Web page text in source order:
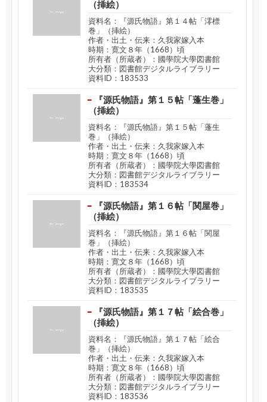
（挿絵）
資料名：『源氏物語』第１４帖「澪標
巻」（挿絵）
作者・出土・伝来：久我家嫁入本
時期：寛文８年（1668）頃
所有者（所蔵者）：國學院大學図書館
大分類：図書館デジタルライブラリー
資料ID：183533
『源氏物語』第１５帖「蓬生巻」
（挿絵）
資料名：『源氏物語』第１５帖「蓬生
巻」（挿絵）
作者・出土・伝来：久我家嫁入本
時期：寛文８年（1668）頃
所有者（所蔵者）：國學院大學図書館
大分類：図書館デジタルライブラリー
資料ID：183534
『源氏物語』第１６帖「関屋巻」
（挿絵）
資料名：『源氏物語』第１６帖「関屋
巻」（挿絵）
作者・出土・伝来：久我家嫁入本
時期：寛文８年（1668）頃
所有者（所蔵者）：國學院大學図書館
大分類：図書館デジタルライブラリー
資料ID：183535
『源氏物語』第１７帖「絵合巻」
（挿絵）
資料名：『源氏物語』第１７帖「絵合
巻」（挿絵）
作者・出土・伝来：久我家嫁入本
時期：寛文８年（1668）頃
所有者（所蔵者）：國學院大學図書館
大分類：図書館デジタルライブラリー
資料ID：183536